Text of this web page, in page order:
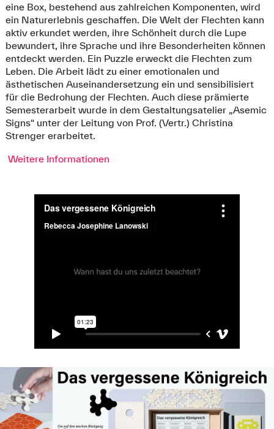
eine Box, bestehend aus zahlreichen Komponenten, wird
ein Naturerlebnis geschaffen. Die Welt der Flechten kann
aktiv erkundet werden, ihre Schönheit durch die Lupe
bewundert, ihre Sprache und ihre Besonderheiten können
entdeckt werden. Ein Puzzle erweckt die Flechten zum
Leben. Die Arbeit lädt zu einer emotionalen und
ästhetischen Auseinandersetzung ein und sensibilisiert
für die Bedrohung der Flechten. Auch diese prämierte
Semesterarbeit wurde in dem Gestaltungsatelier „Asemic
Signs“ unter der Leitung von Prof. (Vertr.) Christina
Strenger erarbeitet.
Weitere Informationen